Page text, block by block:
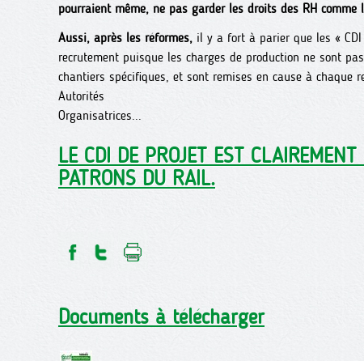
pourraient même, ne pas garder les droits des RH
Aussi, après les réformes, il y a fort à parier que les «
recrutement puisque les charges de production ne sont
chantiers spécifiques, et sont remises en cause à chaque
Autorités
Organisatrices...
LE CDI DE PROJET EST
PATRONS DU RAIL.
Documents à télécharger